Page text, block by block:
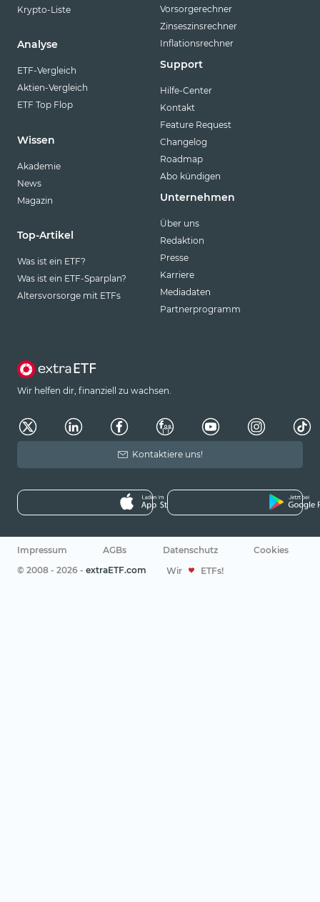
Krypto-Liste
Analyse
ETF-Vergleich
Aktien-Vergleich
ETF Top Flop
Wissen
Akademie
News
Magazin
Top-Artikel
Was ist ein ETF?
Was ist ein ETF-Sparplan?
Altersvorsorge mit ETFs
Vorsorgerechner
Zinseszinsrechner
Inflationsrechner
Support
Hilfe-Center
Kontakt
Feature Request
Changelog
Roadmap
Abo kündigen
Unternehmen
Über uns
Redaktion
Presse
Karriere
Mediadaten
Partnerprogramm
Wir helfen dir, finanziell zu wachsen.
Kontaktiere uns!
Impressum AGBs Datenschutz
Cookies
© 2008 - 2026 - extraETF.com Wir ETFs!